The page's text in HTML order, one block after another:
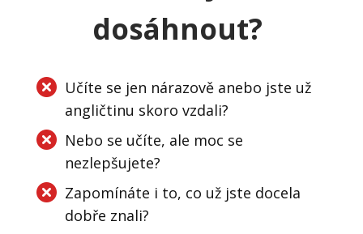
dosáhnout?
Učíte se jen nárazově anebo jste už
angličtinu skoro vzdali?
Nebo se učíte, ale moc se
nezlepšujete?
Zapomínáte i to, co už jste docela
dobře znali?